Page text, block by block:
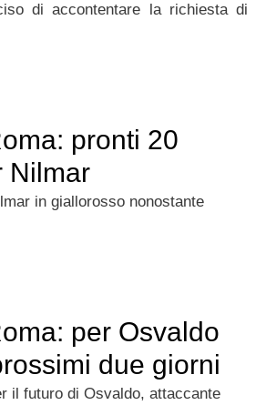
di accontentare la richiesta di
pronti 20
Nilmar
in giallorosso nonostante
per Osvaldo
due giorni
il futuro di Osvaldo, attaccante